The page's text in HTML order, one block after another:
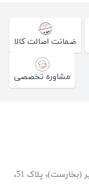
ضمانت اصالت کالا
مشاوره تخصصی
آدرس: تهران، میدان آرژانتین، ابتدای احمد قصیر (بخارست)، پلاک 51،